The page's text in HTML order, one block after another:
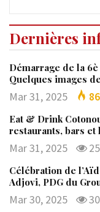
Dernières
Démarrage de la
Quelques images
Mar 31, 2025
Eat & Drink
restaurants, bars
Mar 31, 2025
Célébration de
Adjovi, PDG du
Mar 30, 2025